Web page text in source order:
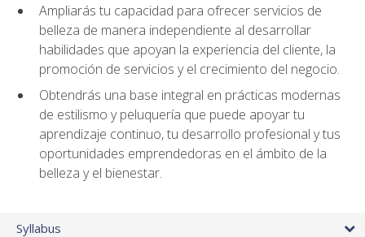
Ampliarás tu capacidad para ofrecer servicios de
belleza de manera independiente al desarrollar
habilidades que apoyan la experiencia del cliente, la
promoción de servicios y el crecimiento del negocio.
Obtendrás una base integral en prácticas modernas
de estilismo y peluquería que puede apoyar tu
aprendizaje continuo, tu desarrollo profesional y tus
oportunidades emprendedoras en el ámbito de la
belleza y el bienestar.
Syllabus